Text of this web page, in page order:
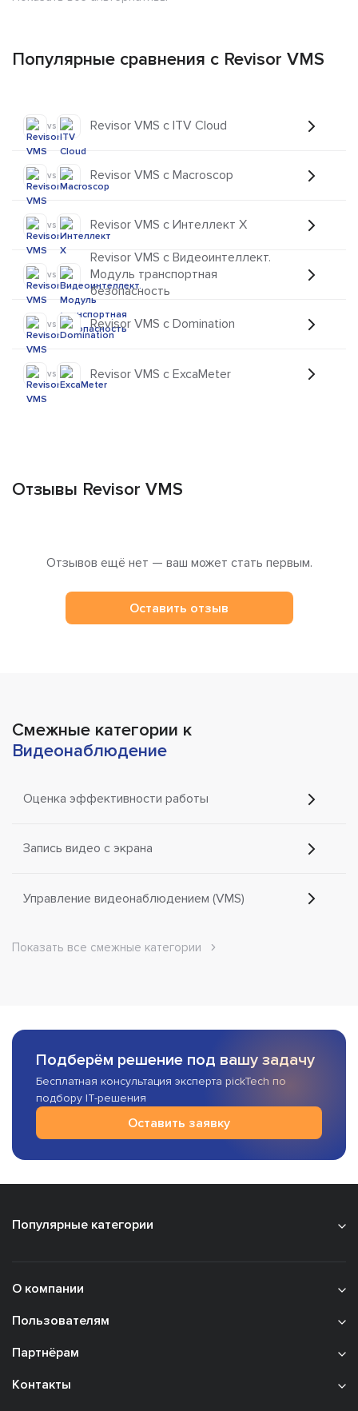
Популярные сравнения с Revisor VMS
vs Revisor VMS с ITV Cloud
vs Revisor VMS с Macroscop
vs Revisor VMS с Интеллект Х
vs
Revisor VMS с Видеоинтеллект.
Модуль транспортная
безопасность
vs Revisor VMS с Domination
vs Revisor VMS с ExcaMeter
Отзывы Revisor VMS
Отзывов ещё нет — ваш может стать первым.
Оставить отзыв
Смежные категории к
Видеонаблюдение
Оценка эффективности работы
Запись видео с экрана
Управление видеонаблюдением (VMS)
Показать все смежные категории
Подберём решение под вашу задачу
Бесплатная консультация эксперта pickTech по
подбору IT-решения
Оставить заявку
Популярные категории
О компании
Пользователям
Партнёрам
Контакты